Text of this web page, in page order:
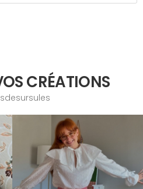
CRÉATIONS